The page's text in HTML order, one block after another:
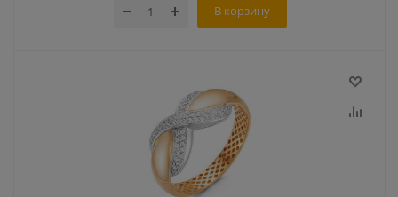
В корзину